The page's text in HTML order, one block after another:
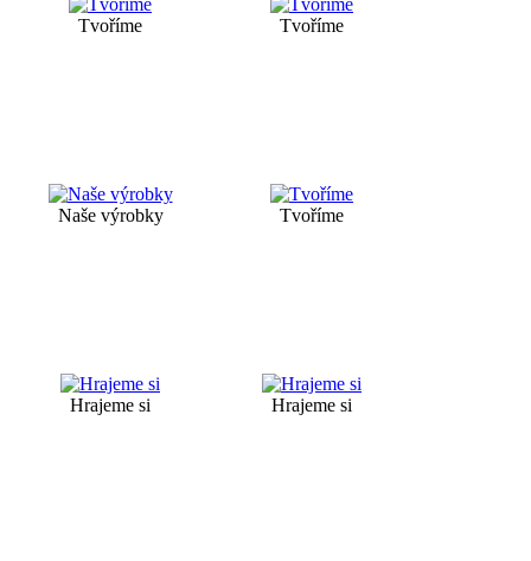
Tvoříme Tvoříme
Naše výrobky Tvoříme
Hrajeme si Hrajeme si